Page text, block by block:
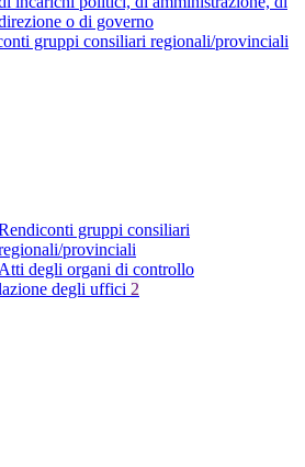
o di governo
gruppi consiliari regionali/provinciali
gruppi consiliari
provinciali
Atti degli organi di controllo
degli uffici 2